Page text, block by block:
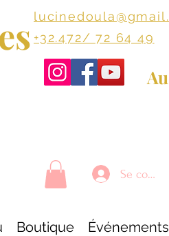
+32.472/ 72 64 49
Se
Boutique Événements